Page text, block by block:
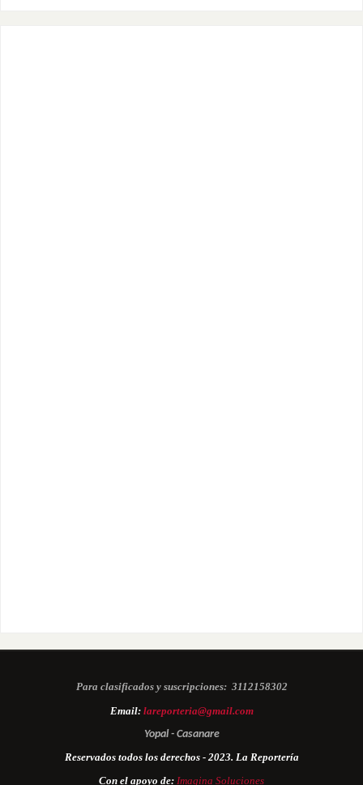
Para clasificados y suscripciones: 3112158302
Email: lareporteria@gmail.com
Yopal - Casanare
Reservados todos los derechos - 2023. La Reportería
Con el apoyo de: Imagina Soluciones